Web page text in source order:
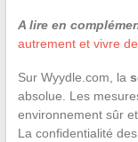
A lire en
autrement et vivre
Sur Wyydle.com, la
absolue. Les
environnement sûr
La confidentialité